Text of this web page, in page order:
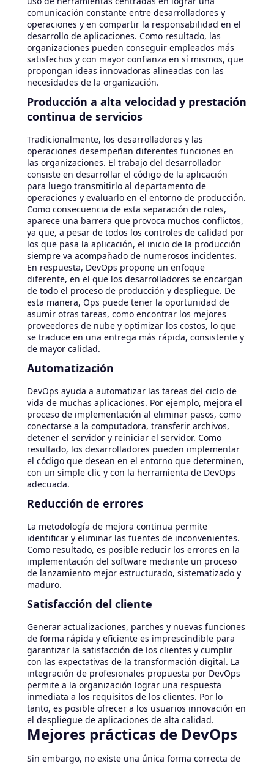
comunicación constante entre desarrolladores y
operaciones y en compartir la responsabilidad en el
desarrollo de aplicaciones. Como resultado, las
organizaciones pueden conseguir empleados más
satisfechos y con mayor confianza en sí mismos, que
propongan ideas innovadoras alineadas con las
necesidades de la organización.
Producción a alta velocidad y prestación
continua de servicios
Tradicionalmente, los desarrolladores y las
operaciones desempeñan diferentes funciones en
las organizaciones. El trabajo del desarrollador
consiste en desarrollar el código de la aplicación
para luego transmitirlo al departamento de
operaciones y evaluarlo en el entorno de producción.
Como consecuencia de esta separación de roles,
aparece una barrera que provoca muchos conflictos,
ya que, a pesar de todos los controles de calidad por
los que pasa la aplicación, el inicio de la producción
siempre va acompañado de numerosos incidentes.
En respuesta, DevOps propone un enfoque
diferente, en el que los desarrolladores se encargan
de todo el proceso de producción y despliegue. De
esta manera, Ops puede tener la oportunidad de
asumir otras tareas, como encontrar los mejores
proveedores de nube y optimizar los costos, lo que
se traduce en una entrega más rápida, consistente y
de mayor calidad.
Automatización
DevOps ayuda a automatizar las tareas del ciclo de
vida de muchas aplicaciones. Por ejemplo, mejora el
proceso de implementación al eliminar pasos, como
conectarse a la computadora, transferir archivos,
detener el servidor y reiniciar el servidor. Como
resultado, los desarrolladores pueden implementar
el código que desean en el entorno que determinen,
con un simple clic y con la herramienta de DevOps
adecuada.
Reducción de errores
La metodología de mejora continua permite
identificar y eliminar las fuentes de inconvenientes.
Como resultado, es posible reducir los errores en la
implementación del software mediante un proceso
de lanzamiento mejor estructurado, sistematizado y
maduro.
Satisfacción del cliente
Generar actualizaciones, parches y nuevas funciones
de forma rápida y eficiente es imprescindible para
garantizar la satisfacción de los clientes y cumplir
con las expectativas de la transformación digital. La
integración de profesionales propuesta por DevOps
permite a la organización lograr una respuesta
inmediata a los requisitos de los clientes. Por lo
tanto, es posible ofrecer a los usuarios innovación en
el despliegue de aplicaciones de alta calidad.
Mejores prácticas de DevOps
Sin embargo, no existe una única forma correcta de